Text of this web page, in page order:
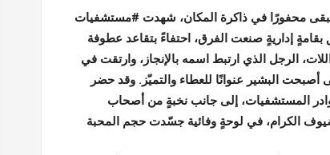
محفورًا في ذاكرة المكان، شهدت #مستشفيات
بقامةٍ إداريةٍ صنعت الفرق، احتفاءً بتقاعد عطوفة
الرجل الذي ارتبط اسمه بالإنجاز، وارتقت في
البشير عنوانًا للعطاء والتميّز. وقد حضر
المستشفيات، إلى جانب نخبةٍ من أصحاب
الكرام، في لوحةٍ وفائية جسّدت حجم المحبة